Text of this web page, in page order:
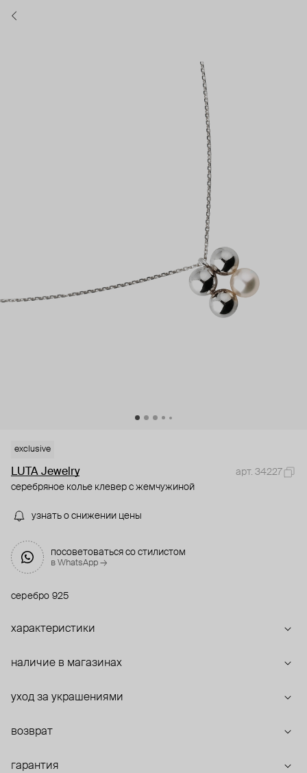
exclusive
LUTA Jewelry
арт. 34227
серебряное колье клевер с жемчужиной
узнать о снижении цены
посоветоваться со стилистом
в WhatsApp →
серебро 925
характеристики
наличие в магазинах
уход за украшениями
возврат
гарантия